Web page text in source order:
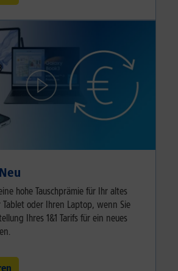
hohe Tauschprämie für Ihr altes
Tablet oder Ihren Laptop, wenn Sie
Ihres 1&1 Tarifs für ein neues